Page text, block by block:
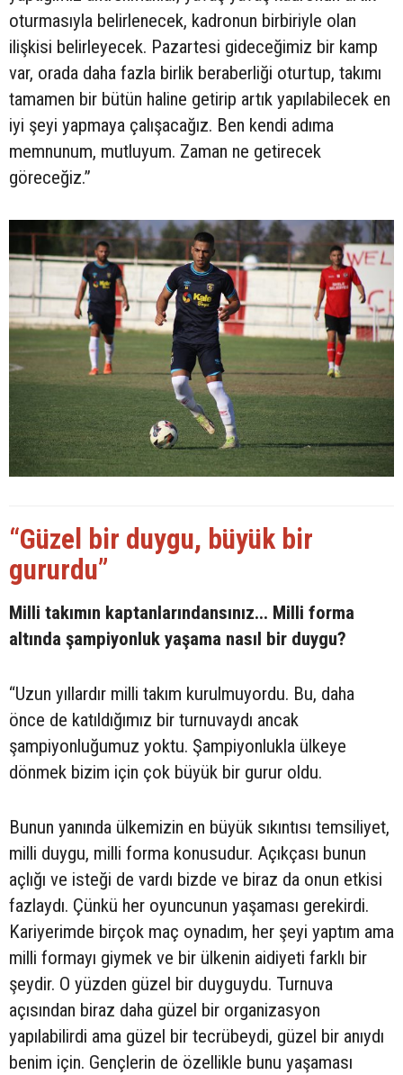
oturmasıyla belirlenecek, kadronun birbiriyle olan
ilişkisi belirleyecek. Pazartesi gideceğimiz bir kamp
var, orada daha fazla birlik beraberliği oturtup, takımı
tamamen bir bütün haline getirip artık yapılabilecek en
iyi şeyi yapmaya çalışacağız. Ben kendi adıma
memnunum, mutluyum. Zaman ne getirecek
göreceğiz.”
“Güzel bir duygu, büyük bir
gururdu”
Milli takımın kaptanlarındansınız... Milli forma
altında şampiyonluk yaşama nasıl bir duygu?
“Uzun yıllardır milli takım kurulmuyordu. Bu, daha
önce de katıldığımız bir turnuvaydı ancak
şampiyonluğumuz yoktu. Şampiyonlukla ülkeye
dönmek bizim için çok büyük bir gurur oldu.
Bunun yanında ülkemizin en büyük sıkıntısı temsiliyet,
milli duygu, milli forma konusudur. Açıkçası bunun
açlığı ve isteği de vardı bizde ve biraz da onun etkisi
fazlaydı. Çünkü her oyuncunun yaşaması gerekirdi.
Kariyerimde birçok maç oynadım, her şeyi yaptım ama
milli formayı giymek ve bir ülkenin aidiyeti farklı bir
şeydir. O yüzden güzel bir duyguydu. Turnuva
açısından biraz daha güzel bir organizasyon
yapılabilirdi ama güzel bir tecrübeydi, güzel bir anıydı
benim için. Gençlerin de özellikle bunu yaşaması